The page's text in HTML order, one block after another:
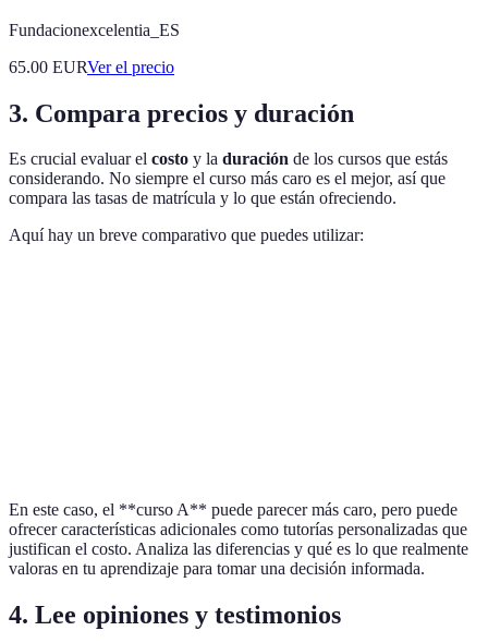
Fundacionexcelentia_ES
65.00 EURVer el precio
3. Compara precios y duración
Es crucial evaluar el costo y la duración de los cursos que estás
considerando. No siempre el curso más caro es el mejor, así que
compara las tasas de matrícula y lo que están ofreciendo.
Aquí hay un breve comparativo que puedes utilizar:
En este caso, el **curso A** puede parecer más caro, pero puede
ofrecer características adicionales como tutorías personalizadas que
justifican el costo. Analiza las diferencias y qué es lo que realmente
valoras en tu aprendizaje para tomar una decisión informada.
4. Lee opiniones y testimonios